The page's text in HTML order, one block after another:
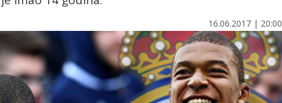
16.06.2017 | 20:00